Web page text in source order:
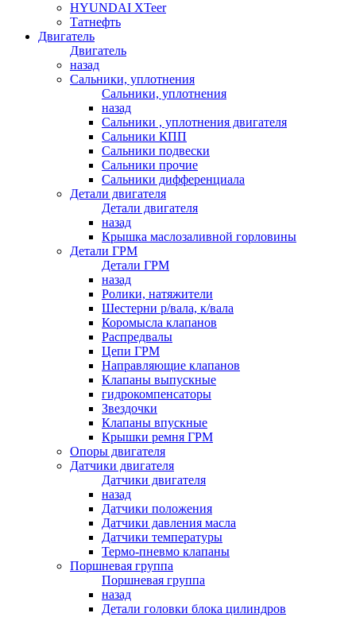
HYUNDAI XTeer
Татнефть
Двигатель
Двигатель
назад
Сальники, уплотнения
Сальники, уплотнения
назад
Сальники , уплотнения двигателя
Сальники КПП
Сальники подвески
Сальники прочие
Сальники дифференциала
Детали двигателя
Детали двигателя
назад
Крышка маслозаливной горловины
Детали ГРМ
Детали ГРМ
назад
Ролики, натяжители
Шестерни р/вала, к/вала
Коромысла клапанов
Распредвалы
Цепи ГРМ
Направляющие клапанов
Клапаны выпускные
гидрокомпенсаторы
Звездочки
Клапаны впускные
Крышки ремня ГРМ
Опоры двигателя
Датчики двигателя
Датчики двигателя
назад
Датчики положения
Датчики давления масла
Датчики температуры
Термо-пневмо клапаны
Поршневая группа
Поршневая группа
назад
Детали головки блока цилиндров